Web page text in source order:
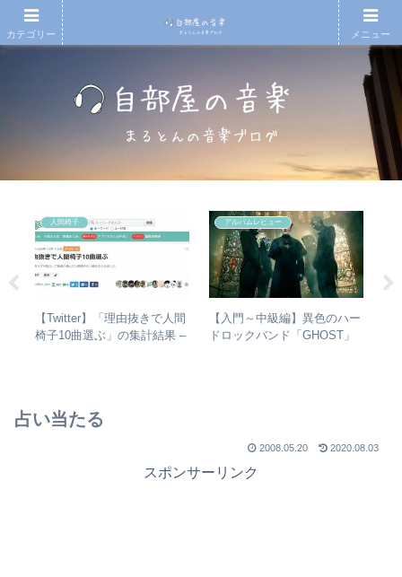
人間椅子
【Twitter】「理由抜きで人間
椅子10曲選ぶ」の集計結果 –
アルバムレビュー
【入門～中級編】異色のハー
ドロックバンド「GHOST」
占い当たる
2008.05.20 2020.08.03
スポンサーリンク
カテゴリー メニュー